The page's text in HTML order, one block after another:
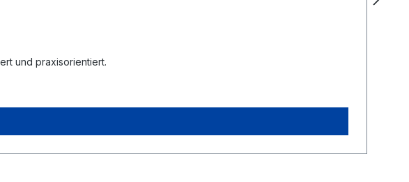
und praxisorientiert.